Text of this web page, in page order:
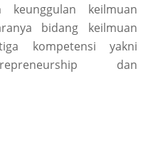
keunggulan keilmuan
bidang keilmuan
kompetensi yakni
dan